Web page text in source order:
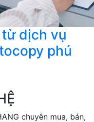
dịch vụ
phú
chuyên mua, bán,